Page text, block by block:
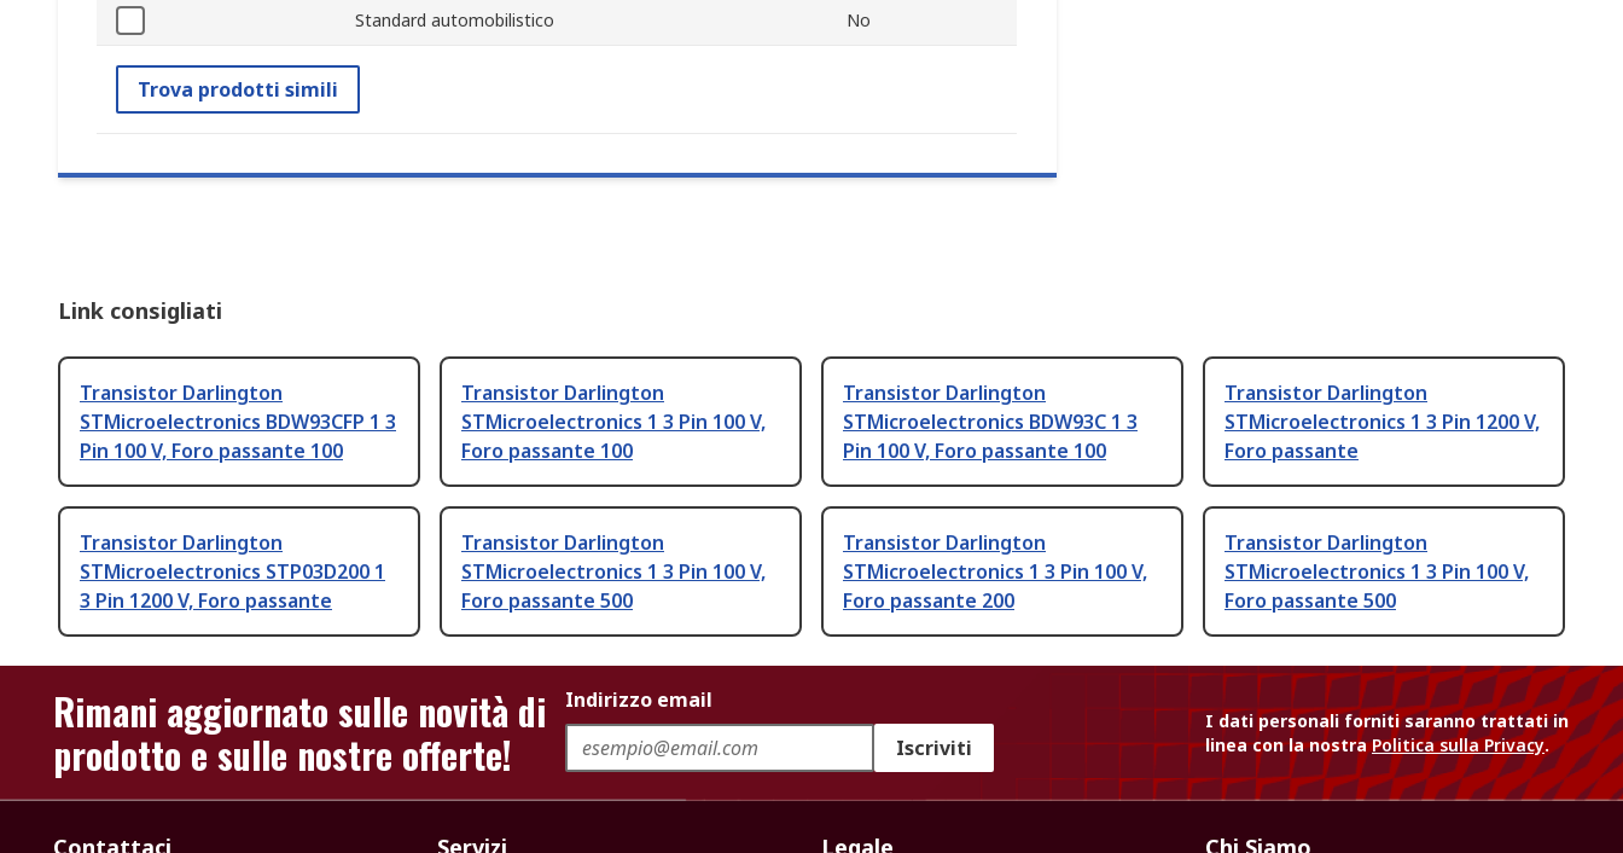
Standard automobilistico No
Trova prodotti simili
Link consigliati
Transistor Darlington
STMicroelectronics BDW93CFP 1 3
Pin 100 V, Foro passante 100
Transistor Darlington
STMicroelectronics 1 3 Pin 100 V,
Foro passante 100
Transistor Darlington
STMicroelectronics BDW93C 1 3
Pin 100 V, Foro passante 100
Transistor Darlington
STMicroelectronics 1 3 Pin 1200 V,
Foro passante
Transistor Darlington
STMicroelectronics STP03D200 1
3 Pin 1200 V, Foro passante
Transistor Darlington
STMicroelectronics 1 3 Pin 100 V,
Foro passante 500
Transistor Darlington
STMicroelectronics 1 3 Pin 100 V,
Foro passante 200
Transistor Darlington
STMicroelectronics 1 3 Pin 100 V,
Foro passante 500
Rimani aggiornato sulle novità di
prodotto e sulle nostre offerte!
Indirizzo email
Iscriviti
I dati personali forniti saranno trattati in
linea con la nostraPolitica sulla Privacy.